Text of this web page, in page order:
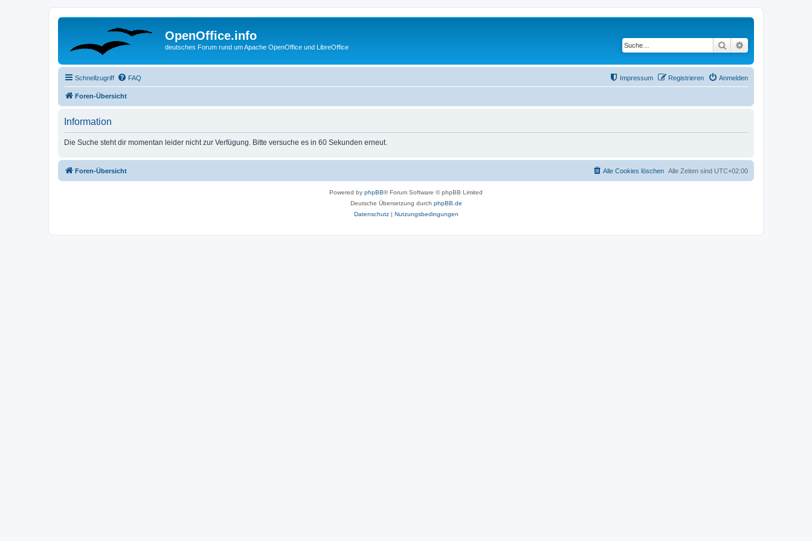
OpenOffice.info
deutsches Forum rund um Apache OpenOffice und LibreOffice Suche
Schnellzugriff FAQ Anmelden
Registrieren
Impressum
Foren-Übersicht
Information
Die Suche steht dir momentan leider nicht zur Verfügung. Bitte versuche es in 60 Sekunden erneut.
Foren-Übersicht Alle Zeiten sind UTC+02:00
Alle Cookies löschen
Powered by phpBB® Forum Software © phpBB Limited
Deutsche Übersetzung durch phpBB.de
Datenschutz| Nutzungsbedingungen